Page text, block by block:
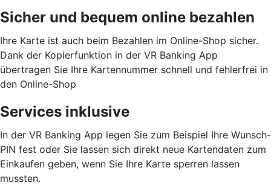
Sicher und bequem online bezahlen
Ihre Karte ist auch beim Bezahlen im Online-Shop sicher.
Dank der Kopierfunktion in der VR Banking App
übertragen Sie Ihre Kartennummer schnell und fehlerfrei in
den Online-Shop
Services inklusive
In der VR Banking App legen Sie zum Beispiel Ihre Wunsch-
PIN fest oder Sie lassen sich direkt neue Kartendaten zum
Einkaufen geben, wenn Sie Ihre Karte sperren lassen
mussten.